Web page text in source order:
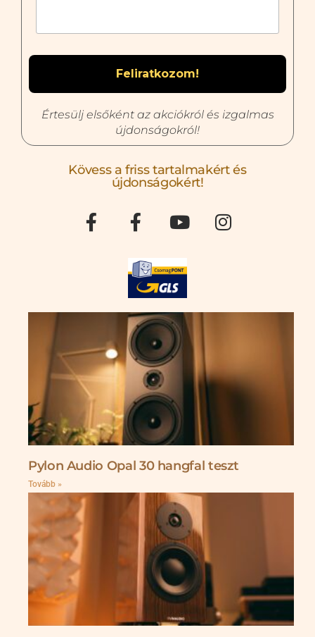
Értesülj elsőként az akciókról és izgalmas
újdonságokról!
Kövess a friss tartalmakért és
újdonságokért!
Pylon Audio Opal 30 hangfal teszt
Tovább »